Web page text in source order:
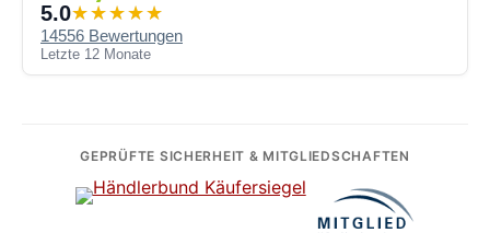
5.0
14556 Bewertungen
Letzte 12 Monate
GEPRÜFTE SICHERHEIT & MITGLIEDSCHAFTEN